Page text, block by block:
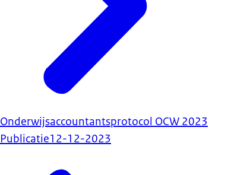
Onderwijsaccountantsprotocol OCW 2023
Publicatie12-12-2023